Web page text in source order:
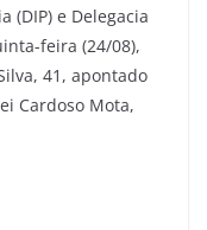
(DIP) e Delegacia
feira (24/08),
41, apontado
Cardoso Mota,